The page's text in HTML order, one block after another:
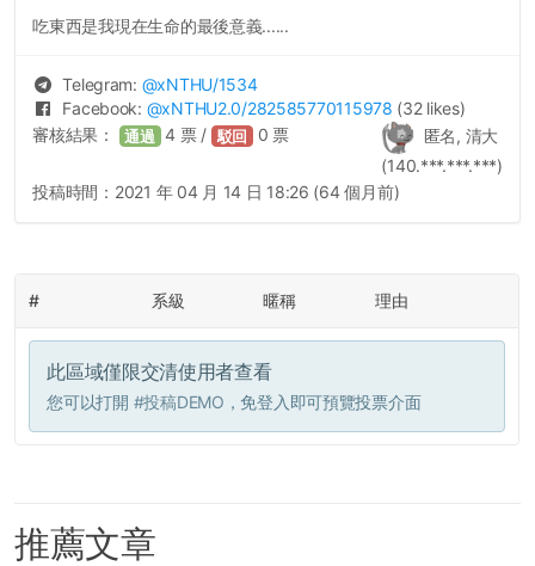
吃東西是我現在生命的最後意義......
Telegram: @xNTHU/1534
Facebook: @xNTHU2.0/282585770115978 (32 likes)
匿名, 清大
(140.***.***.***)
審核結果： 通過 4 票 / 駁回 0 票
投稿時間： 2021 年 04 月 14 日 18:26 (64 個月前)
# 系級 暱稱 理由
此區域僅限交清使用者查看
您可以打開 #投稿DEMO ，免登入即可預覽投票介面
推薦文章